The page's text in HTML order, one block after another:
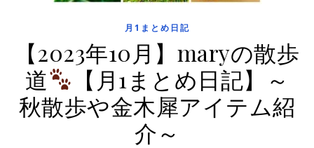
月1まとめ日記
【2023年10月】maryの散歩
道
【月1まとめ日記】～
秋散歩や金木犀アイテム紹
介～